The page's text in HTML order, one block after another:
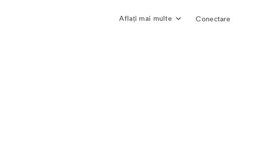
Aflați mai multe Conectare